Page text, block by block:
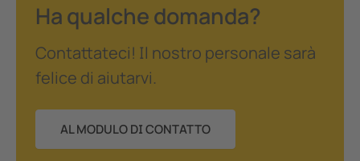
Ha qualche domanda?
Contattateci! Il nostro personale sarà
felice di aiutarvi.
AL MODULO DI CONTATTO